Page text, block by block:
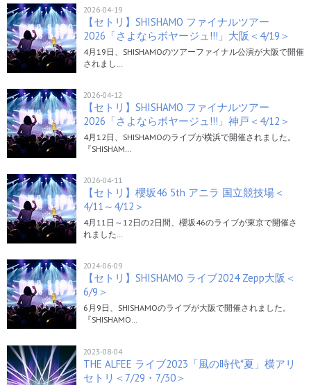
2026-04-19
【セトリ】SHISHAMO ファイナルツアー
2026「さよならボヤージュ!!!」大阪＜4/19＞
4月19日、SHISHAMOのツアーファイナル公演が大阪で開催
されまし…
2026-04-12
【セトリ】SHISHAMO ファイナルツアー
2026「さよならボヤージュ!!!」神戸＜4/12＞
4月12日、SHISHAMOのライブが横浜で開催されました。
『SHISHAM…
2026-04-11
【セトリ】櫻坂46 5th アニラ 国立競技場＜
4/11～4/12＞
4月11日～12日の2日間、櫻坂46のライブが東京で開催さ
れました…
2024-06-09
【セトリ】SHISHAMO ライブ2024 Zepp大阪＜
6/9＞
6月9日、SHISHAMOのライブが大阪で開催されました。
『SHISHAMO…
2023-08-04
THE ALFEE ライブ2023「風の時代*夏」横アリ
セトリ＜7/29・7/30＞